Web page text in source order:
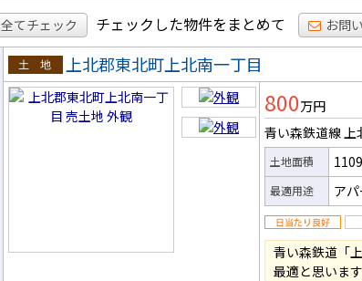
全てチェック チェックした物件をまとめて お問
売土地
上北郡東北町上北南一丁目
800万円
青い森鉄道線 上
土地面積
最適用途
ア
青い森鉄道「
最適と思います